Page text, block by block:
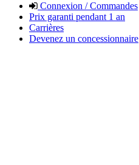
Connexion / Commandes
Prix garanti pendant 1 an
Carrières
Devenez un concessionnaire